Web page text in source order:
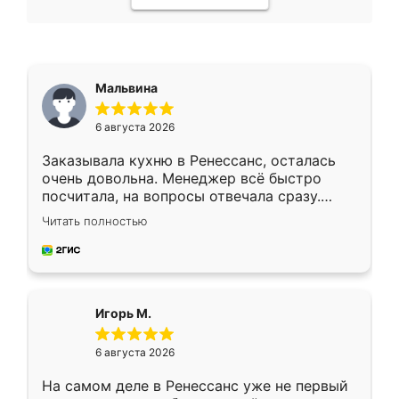
Мальвина
6 августа 2026
Заказывала кухню в Ренессанс, осталась
очень довольна. Менеджер всё быстро
посчитала, на вопросы отвечала сразу.
Замерщик приехал в субботу, подошёл к
делу со всей ответственностью. Собрали
за день, ребята работали аккуратно, даже
Читать полностью
Игорь М.
6 августа 2026
На самом деле в Ренессанс уже не первый